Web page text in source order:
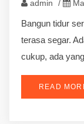
admin /
Bangun tidur
terasa segar.
cukup, ada
READ